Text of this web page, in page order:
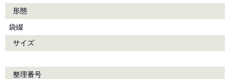
形態
袋綴
サイズ
整理番号